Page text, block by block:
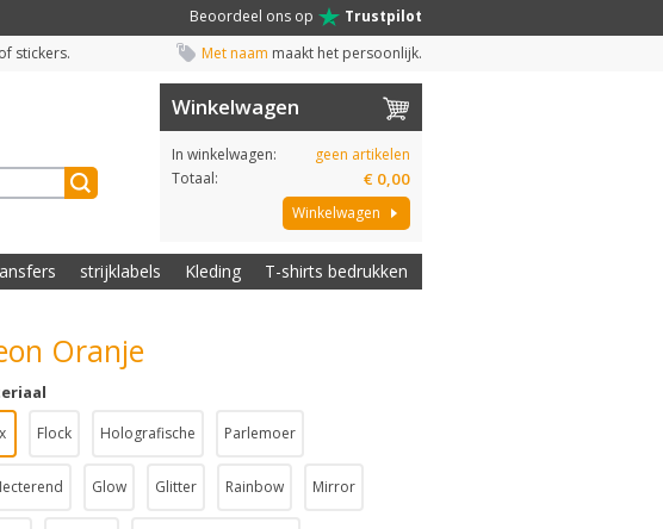
Beoordeel ons op
Trustpilot
of stickers. Met naam maakt het persoonlijk.
Winkelwagen
In winkelwagen:
geen artikelen
Totaal:
€ 0,00
Winkelwagen
strijklabels Kleding T-shirts bedrukken
Oranje
Flock Holografische Parlemoer
Glow Glitter Rainbow Mirror